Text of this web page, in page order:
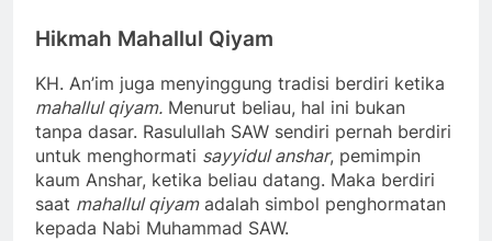
Hikmah Mahallul Qiyam
KH. An’im juga menyinggung tradisi berdiri ketika
mahallul qiyam. Menurut beliau, hal ini bukan
tanpa dasar. Rasulullah SAW sendiri pernah berdiri
untuk menghormati sayyidul anshar, pemimpin
kaum Anshar, ketika beliau datang. Maka berdiri
saat mahallul qiyamadalah simbol penghormatan
kepada Nabi Muhammad SAW.